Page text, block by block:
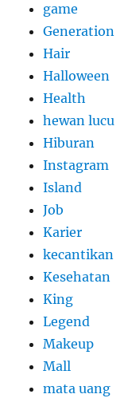
game
Generation
Hair
Halloween
Health
hewan lucu
Hiburan
Instagram
Island
Job
Karier
kecantikan
Kesehatan
King
Legend
Makeup
Mall
mata uang